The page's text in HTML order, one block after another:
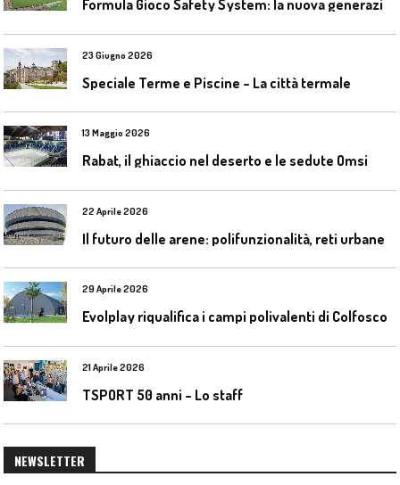
23 Giugno 2026
Speciale Terme e Piscine – La città termale
13 Maggio 2026
Rabat, il ghiaccio nel deserto e le sedute Omsi
22 Aprile 2026
29 Aprile 2026
Evolplay riqualifica i campi polivalenti di Colfosco
21 Aprile 2026
TSPORT 50 anni – Lo staff
NEWSLETTER